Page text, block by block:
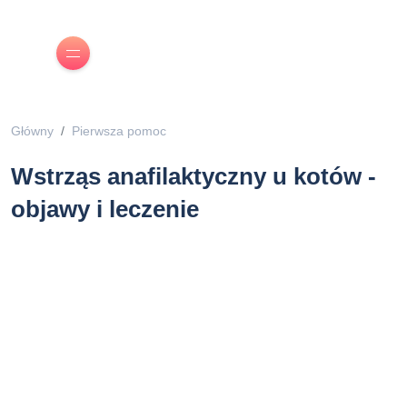
Główny Pierwsza pomoc
Wstrząs anafilaktyczny u kotów -
objawy i leczenie